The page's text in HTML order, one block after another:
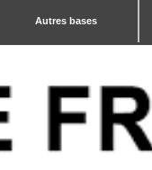
Autres bases